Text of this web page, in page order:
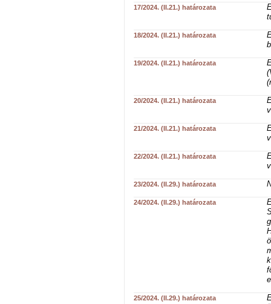
17/2024. (II.21.) határozata
18/2024. (II.21.) határozata
19/2024. (II.21.) határozata
20/2024. (II.21.) határozata
21/2024. (II.21.) határozata
22/2024. (II.21.) határozata
23/2024. (II.29.) határozata
24/2024. (II.29.) határozata
25/2024. (II.29.) határozata